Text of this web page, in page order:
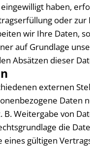
haben,
oder
wir Ihre
auf Grundlage
Absätzen dieser
externen
Weitergabe von
die
gültigen